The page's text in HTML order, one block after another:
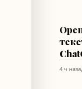
4 ч